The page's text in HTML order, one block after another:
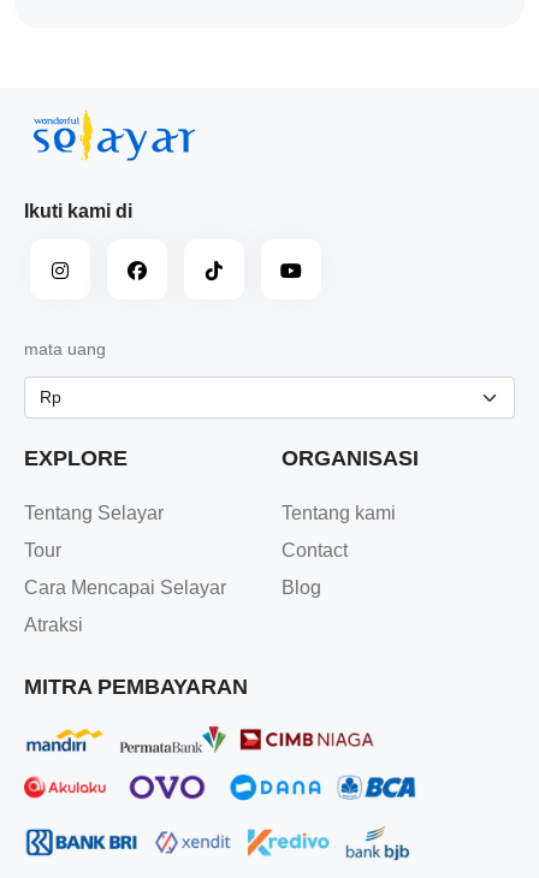
Ikuti kami di
mata uang
EXPLORE
Tentang Selayar
Tour
Cara Mencapai Selayar
Atraksi
ORGANISASI
Tentang kami
Contact
Blog
MITRA PEMBAYARAN